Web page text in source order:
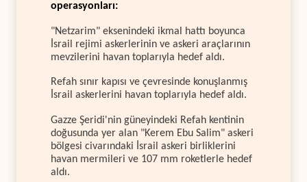
operasyonları:
"Netzarim" eksenindeki ikmal hattı boyunca
İsrail rejimi askerlerinin ve askeri araçlarının
mevzilerini havan toplarıyla hedef aldı.
Refah sınır kapısı ve çevresinde konuşlanmış
İsrail askerlerini havan toplarıyla hedef aldı.
Gazze Şeridi'nin güneyindeki Refah kentinin
doğusunda yer alan "Kerem Ebu Salim" askeri
bölgesi civarındaki İsrail askeri birliklerini
havan mermileri ve 107 mm roketlerle hedef
aldı.